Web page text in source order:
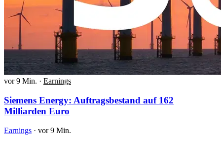
vor 9 Min. · Earnings
Siemens Energy: Auftragsbestand auf 162
Milliarden Euro
Earnings · vor 9 Min.